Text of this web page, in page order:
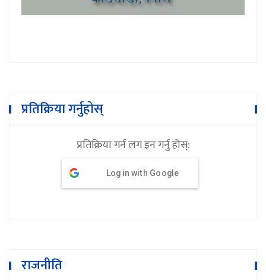
प्रतिक्रिया गर्नुहोस्
प्रतिक्रिया गर्न लग इन गर्नु होस्:
Log in with Google
राजनीति